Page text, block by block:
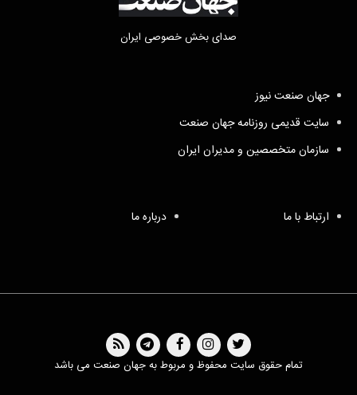
صدای بخش خصوصی ایران
جهان صنعت نیوز
سایت قدیمی روزنامه جهان صنعت
سازمان متخصصین و مدیران ایران
ارتباط با ما درباره ما
تمام حقوق سایت محفوظ و مربوط به جهان صنعت می باشد